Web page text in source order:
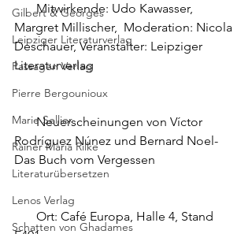
Gilbert & Georges
Leipziger Literaturverlag
Passagen Verlag
Pierre Bergounioux
Marie Sellier
Rainer Maria Rilke
Literaturübersetzen
Lenos Verlag
Schatten von Ghadames
Mitwirkende: Udo Kawasser,
Margret Millischer,  Moderation: Nicola
Deschauer, Veranstalter: Leipziger
Literaturverlag
Neuerscheinungen von Víctor
Rodríguez Núnez und Bernard Noel-
Das Buch vom Vergessen
Ort: Café Europa, Halle 4, Stand